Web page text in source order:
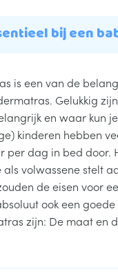
bij een
is een van de
Gelukkig
en waar kun
kinderen hebben
per dag in bed door.
als volwassene stelt
de eisen voor
ook een
zijn: De maat en